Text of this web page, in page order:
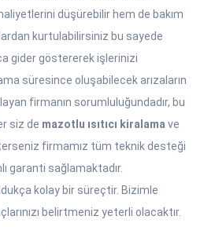
düşürebilir hem de bakım
kurtulabilirsiniz bu sayede
gider göstererek işlerinizi
süresince oluşabilecek arızaların
firmanın sorumluluğundadır, bu
siz de mazotlu ısıtıcı kiralama ve
firmamız tüm teknik desteği
garanti sağlamaktadır.
kolay bir süreçtir. Bizimle
belirtmeniz yeterli olacaktır.